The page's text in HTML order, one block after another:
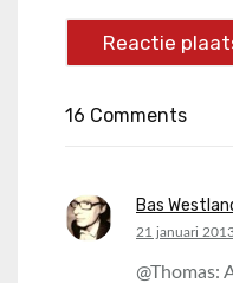
16 Comments
Bas
says:
21 januari
@Thomas: